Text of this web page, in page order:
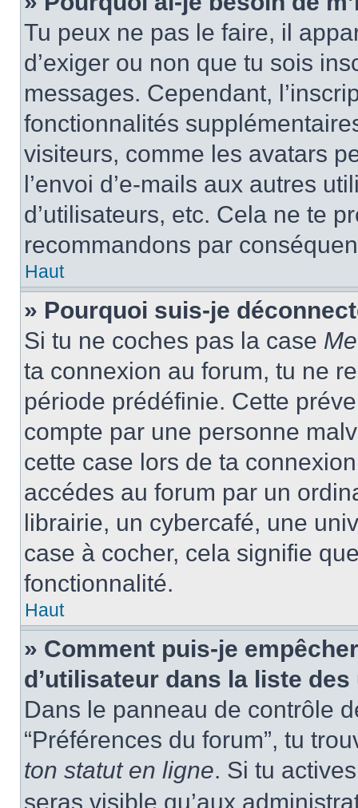
Tu peux ne pas le faire, il
d’exiger ou non que tu sois
messages. Cependant,
fonctionnalités
visiteurs, comme les avatars
l’envoi d’e-mails aux autres
d’utilisateurs, etc. Cela ne te
recommandons par
Haut
» Pourquoi suis-je
Si tu ne coches pas la case
ta connexion au forum, tu ne
période prédéfinie. Cette
compte par une personne
cette case lors de ta
accédes au forum par un
librairie, un cybercafé, une
case à cocher, cela signifie
fonctionnalité.
Haut
» Comment puis-je
d’utilisateur dans la liste
Dans le panneau de contrôle
“Préférences du forum”, tu
ton statut en ligne. Si tu
seras visible qu’aux